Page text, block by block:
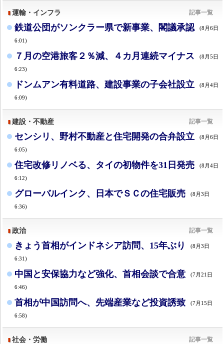
運輸・インフラ 記事一覧
鉄道公団がソンクラー県で新事業、閣議承認 (8月6日
6:01)
７月の空港旅客２％減、４カ月連続マイナス (8月5日
6:23)
ドンムアン有料道路、建設事業の子会社設立 (8月4日
6:09)
建設・不動産 記事一覧
センシリ、野村不動産と住宅開発の合弁設立 (8月6日
6:05)
住宅改修リノベる、タイの初物件を31日発売 (8月4日
6:12)
グローバルインク、日本でＳＣの住宅販売 (8月3日
6:36)
政治 記事一覧
きょう首相がインドネシア訪問、15年ぶり (8月3日
6:31)
中国と安保協力など強化、首相会談で合意 (7月21日
6:46)
首相が中国訪問へ、先端産業など投資誘致 (7月15日
6:58)
社会・労働 記事一覧